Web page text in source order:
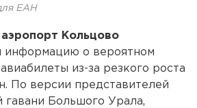
ЕАН
аэропорт Кольцово
информацию о вероятном
из-за резкого роста
По версии представителей
гавани Большого Урала,